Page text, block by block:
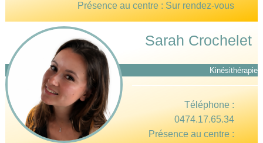
Présence au centre : Sur rendez-vous
Sarah Crochelet
Kinésithérapie
Téléphone :
0474.17.65.34
Présence au centre :